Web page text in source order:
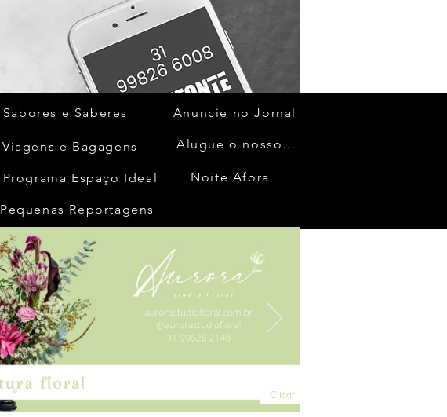
Sabores e Saberes
Viagens e Bagagens
Programa Espaço Ideal
Anuncie no Jornal
Alugue o nosso espaço
Noite Afora
Pequenas Reportagens
Clicar